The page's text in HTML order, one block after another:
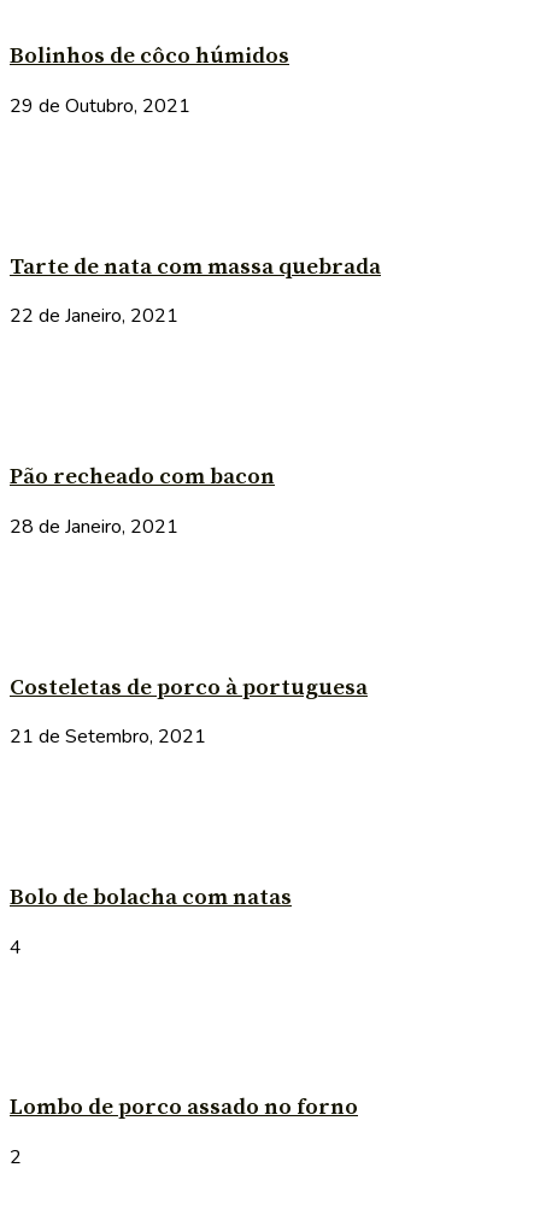
Bolinhos de côco húmidos
29 de Outubro, 2021
Tarte de nata com massa quebrada
22 de Janeiro, 2021
Pão recheado com bacon
28 de Janeiro, 2021
Costeletas de porco à portuguesa
21 de Setembro, 2021
Bolo de bolacha com natas
4
Lombo de porco assado no forno
2